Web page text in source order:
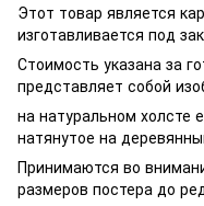
Этот товар является
изготавливается под
Стоимость указана за
представляет собой
на натуральном холсте
натянутое на
Принимаются во
размеров постера до